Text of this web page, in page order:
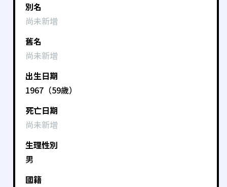
別名
尚未新增
舊名
尚未新增
出生日期
1967（59歲）
死亡日期
尚未新增
生理性別
男
國籍